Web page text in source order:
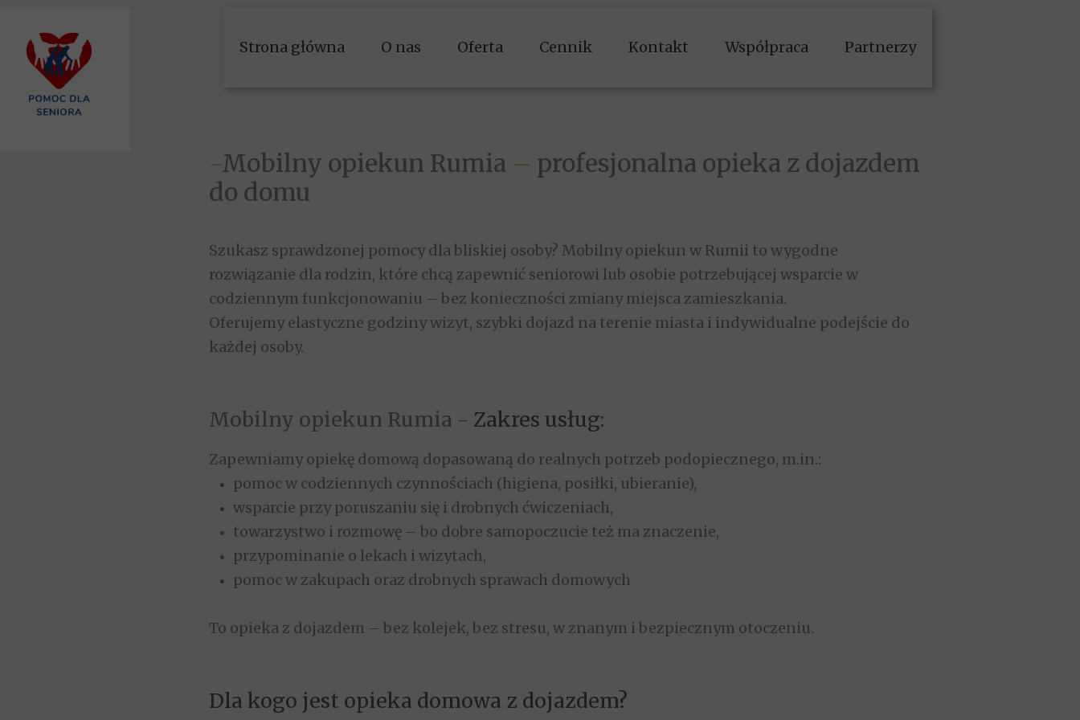
-Mobilny opiekun Rumia – profesjonalna opieka z dojazdem
do domu
Szukasz sprawdzonej pomocy dla bliskiej osoby? Mobilny opiekun w Rumii to wygodne
rozwiązanie dla rodzin, które chcą zapewnić seniorowi lub osobie potrzebującej wsparcie w
codziennym funkcjonowaniu – bez konieczności zmiany miejsca zamieszkania.
Oferujemy elastyczne godziny wizyt, szybki dojazd na terenie miasta i indywidualne podejście do
każdej osoby.
Mobilny opiekun Rumia - Zakres usług:
Zapewniamy opiekę domową dopasowaną do realnych potrzeb podopiecznego, m.in.:
pomoc w codziennych czynnościach (higiena, posiłki, ubieranie),
wsparcie przy poruszaniu się i drobnych ćwiczeniach,
towarzystwo i rozmowę – bo dobre samopoczucie też ma znaczenie,
przypominanie o lekach i wizytach,
pomoc w zakupach oraz drobnych sprawach domowych
To opieka z dojazdem – bez kolejek, bez stresu, w znanym i bezpiecznym otoczeniu.
Dla kogo jest opieka domowa z dojazdem?
Strona główna O nas Oferta Cennik Kontakt Współpraca Partnerzy